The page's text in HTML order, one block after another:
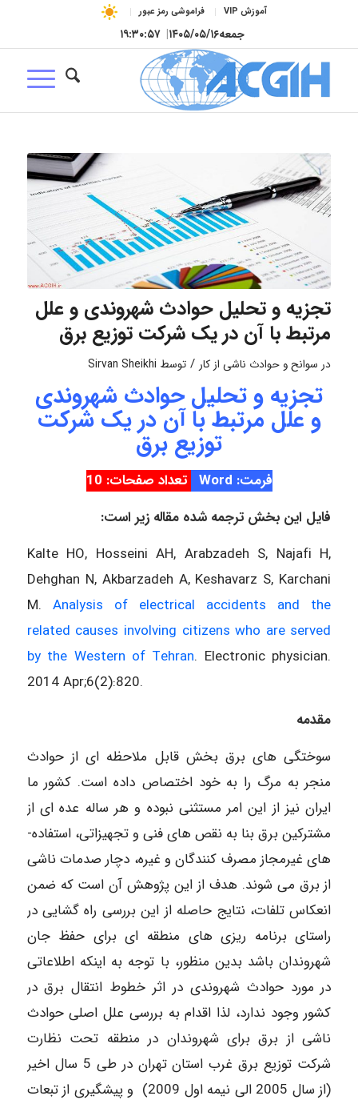
آموزش VIP فراموشی رمز عبور
جمعه۱۴۰۵/۰۵/۱۶| ۱۹:۳۰:۵۸
تجزیه و تحلیل حوادث شهروندی و علل
مرتبط با آن در یک شرکت توزیع برق
در سوانح و حوادث ناشی از کار / توسط Sirvan Sheikhi
تجزیه و تحلیل حوادث شهروندی
و علل مرتبط با آن در یک شرکت
توزیع برق
فرمت: Word
تعداد صفحات: 10
فایل این بخش ترجمه شده مقاله زیر است:
Kalte HO, Hosseini AH, Arabzadeh S, Najafi H,
Dehghan N, Akbarzadeh A, Keshavarz S, Karchani
M. Analysis of electrical accidents and the
related causes involving citizens who are served
by the Western of Tehran. Electronic physician.
2014 Apr;6(2):820.
مقدمه
سوختگی­ های برق بخش قابل ملاحظه­ ای از حوادث
منجر به مرگ را به خود اختصاص داده است. کشور ما
ایران نیز از این امر مستثنی نبوده و هر ساله عده ­ای از
مشترکین برق بنا به نقص ­های فنی و تجهیزاتی، استفاده­
های غیرمجاز مصرف کنندگان و غیره، دچار صدمات ناشی
از برق می­ شوند. هدف از این پژوهش آن است که ضمن
انعکاس تلفات، نتایج حاصله از این بررسی راه گشایی در
راستای برنامه ­ریزی­ های منطقه ­ای برای حفظ جان
شهروندان باشد بدین منظور، با توجه به اینکه اطلاعاتی
در مورد حوادث شهروندی در اثر خطوط انتقال برق در
کشور وجود ندارد، لذا اقدام به بررسی علل اصلی حوادث
ناشی از برق برای شهروندان در منطقه تحت نظارت
شرکت توزیع برق غرب استان تهران در طی 5 سال اخیر
(از سال 2005 الی نیمه اول 2009) و پیشگیری از تبعات